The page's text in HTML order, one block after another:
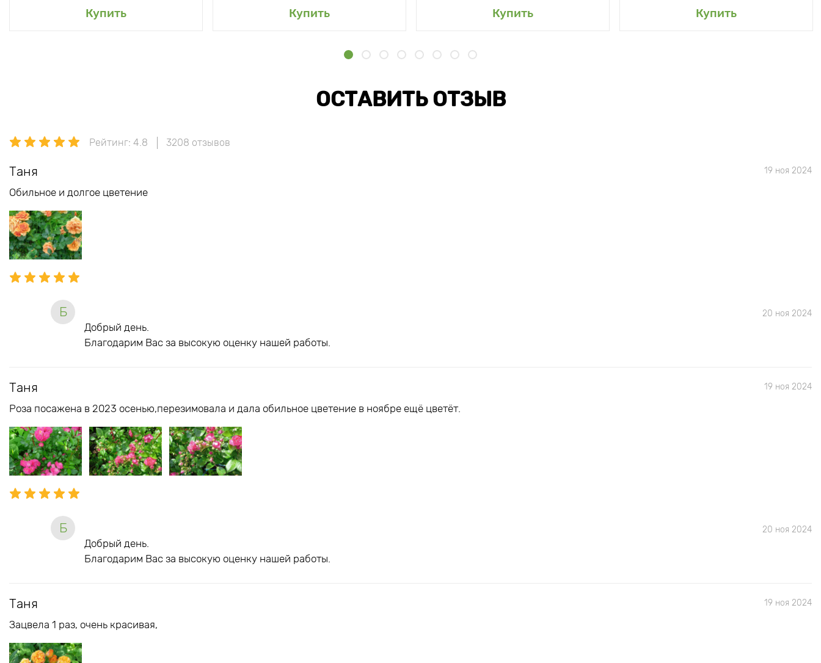
Купить Купить Купить Купить
ОСТАВИТЬ ОТЗЫВ
Рейтинг: 4.8 3208 отзывов
Таня 19 ноя 2024
Обильное и долгое цветение
Б 20 ноя 2024
Добрый день.
Благодарим Вас за высокую оценку нашей работы.
Таня 19 ноя 2024
Роза посажена в 2023 осенью,перезимовала и дала обильное цветение в ноябре ещё цветёт.
Б 20 ноя 2024
Добрый день.
Благодарим Вас за высокую оценку нашей работы.
Таня 19 ноя 2024
Зацвела 1 раз, очень красивая,